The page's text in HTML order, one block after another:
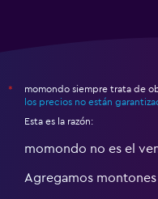
*
momondo siempre trata de
los precios no están
Esta es la razón:
momondo no es el
Agregamos